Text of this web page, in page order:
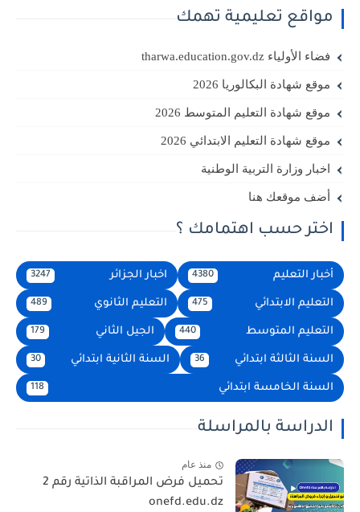
مواقع تعليمية تهمك
فضاء الأولياء tharwa.education.gov.dz
موقع شهادة البكالوريا 2026
موقع شهادة التعليم المتوسط 2026
موقع شهادة التعليم الابتدائي 2026
اخبار وزارة التربية الوطنية
أضف موقعك هنا
اختر حسب اهتمامك ؟
أخبار التعليم 4380 اخبار الجزائر 3247
التعليم الابتدائي 475 التعليم الثانوي 489
التعليم المتوسط 440 الجيل الثاني 179
السنة الثالثة ابتدائي السنة الثانية ابتدائي
السنة الخامسة ابتدائي 118
الدراسة بالمراسلة
منذ عام
تحميل فرض المراقبة الذاتية رقم 2
onefd.edu.dz